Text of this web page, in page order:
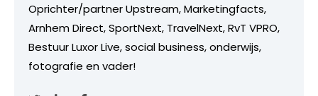
Oprichter/partner Upstream, Marketingfacts,
Arnhem Direct, SportNext, TravelNext, RvT VPRO,
Bestuur Luxor Live, social business, onderwijs,
fotografie en vader!